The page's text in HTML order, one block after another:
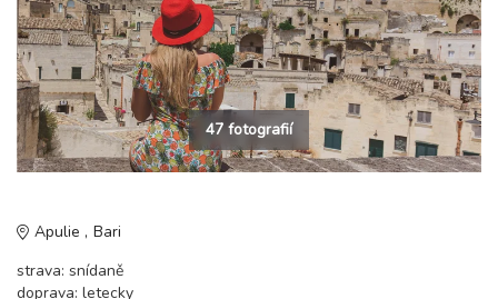
47 fotografií
Apulie
Bari
strava: snídaně
doprava: letecky